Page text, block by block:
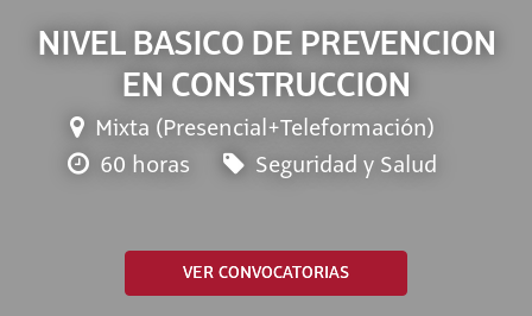
NIVEL BASICO DE PREVENCION
EN CONSTRUCCION
Mixta (Presencial+Teleformación)
60 horas
Seguridad y Salud
VER CONVOCATORIAS